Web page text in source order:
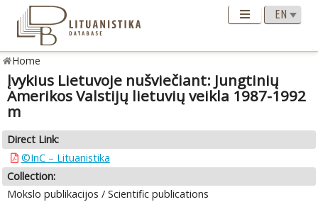
Home
Įvykius Lietuvoje nušviečiant: Jungtinių
Amerikos Valstijų lietuvių veikla 1987-1992
m
Direct Link:
©InC – Lituanistika
Collection:
Mokslo publikacijos / Scientific publications